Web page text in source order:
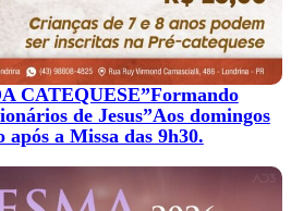
CATEQUESE”Formando
de Jesus”Aos domingos
após a Missa das 9h30.